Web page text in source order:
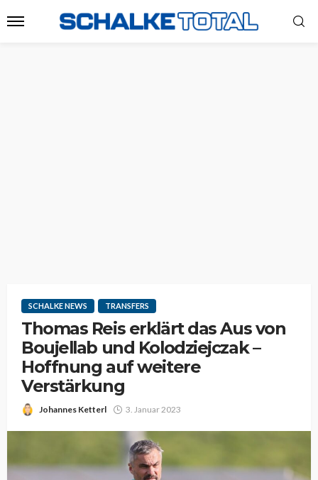
SCHALKE NEWS TRANSFERS
Thomas Reis erklärt das Aus von
Boujellab und Kolodziejczak –
Hoffnung auf weitere
Verstärkung
Johannes Ketterl 3. Januar 2023